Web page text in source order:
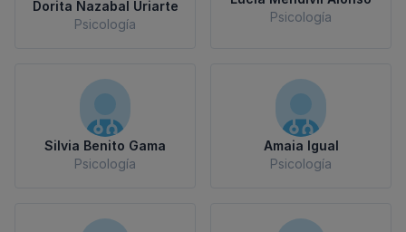
Dorita Nazabal Uriarte
Psicología
Psicología
Silvia Benito Gama
Psicología
Amaia Igual
Psicología